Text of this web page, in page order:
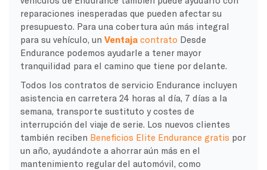
reparaciones inesperadas que pueden afectar su
presupuesto. Para una cobertura aún más integral
para su vehículo, un Ventajacontrato Desde
Endurance podemos ayudarle a tener mayor
tranquilidad para el camino que tiene por delante.
Todos los contratos de servicio Endurance incluyen
asistencia en carretera 24 horas al día, 7 días a la
semana, transporte sustituto y costes de
interrupción del viaje de serie. Los nuevos clientes
también reciben Beneficios Elite Endurance gratis por
un año, ayudándote a ahorrar aún más en el
mantenimiento regular del automóvil, como